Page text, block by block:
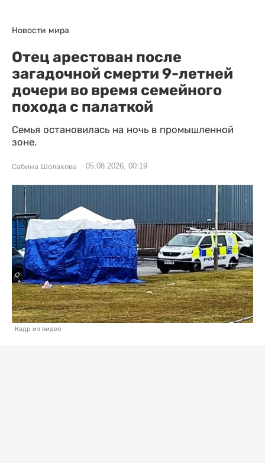
Новости мира
Отец арестован после
загадочной смерти 9-летней
дочери во время семейного
похода с палаткой
Семья остановилась на ночь в промышленной
зоне.
Сабина Шолахова 05.08.2026, 00:19
Кадр из видео